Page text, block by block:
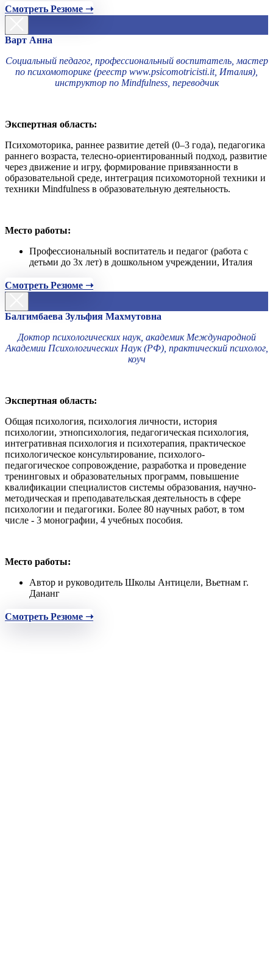
Смотреть Резюме ➝
Варт Анна
Социальный педагог, профессиональный воспитатель, мастер
по психомоторике (реестр www.psicomotricisti.it, Италия),
инструктор по Mindfulness, переводчик
Экспертная область:
Психомоторика, раннее развитие детей (0–3 года), педагогика
раннего возраста, телесно-ориентированный подход, развитие
через движение и игру, формирование привязанности в
образовательной среде, интеграция психомоторной техники и
техники Mindfulness в образовательную деятельность.
Место работы:
Профессиональный воспитатель и педагог (работа с
детьми до 3х лет) в дошкольном учреждении, Италия
Смотреть Резюме ➝
Балгимбаева Зульфия Махмутовна
Доктор психологических наук, академик Международной
Академии Психологических Наук (РФ), практический психолог,
коуч
Экспертная область:
Общая психология, психология личности, история
психологии, этнопсихология, педагогическая психология,
интегративная психология и психотерапия, практическое
психологическое консультирование, психолого-
педагогическое сопровождение, разработка и проведение
тренинговых и образовательных программ, повышение
квалификации специалистов системы образования, научно-
методическая и преподавательская деятельность в сфере
психологии и педагогики. Более 80 научных работ, в том
числе - 3 монографии, 4 учебных пособия.
Место работы:
Автор и руководитель Школы Антицели, Вьетнам г.
Дананг
Смотреть Резюме ➝